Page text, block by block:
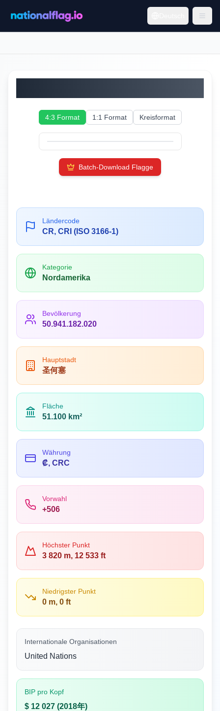
4:3 Format 1:1 Format Kreisformat
Batch-Download Flagge
Ländercode
CR, CRI (ISO 3166-1)
Kategorie
Nordamerika
Bevölkerung
50.941.182.020
Hauptstadt
圣何塞
Fläche
51.100 km²
Währung
₡, CRC
Vorwahl
+506
Höchster Punkt
3 820 m, 12 533 ft
Niedrigster Punkt
0 m, 0 ft
Internationale Organisationen
United Nations
BIP pro Kopf
$ 12 027 (2018年)